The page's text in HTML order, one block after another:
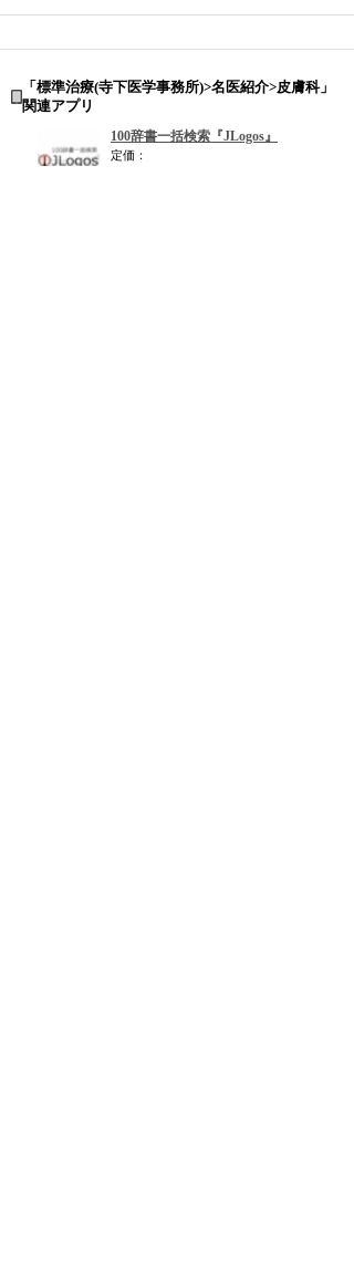
「標準治療(寺下医学事務所)>名医紹介>皮膚科」
関連アプリ
100辞書一括検索『JLogos』
定価：